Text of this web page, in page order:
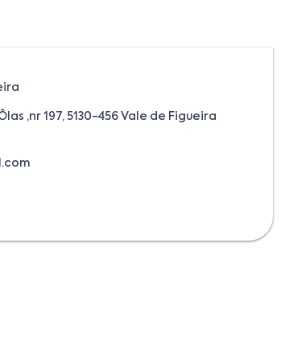
,nr 197, 5130-456 Vale de Figueira